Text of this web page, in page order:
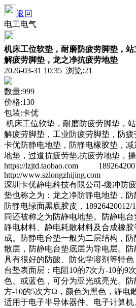
返回
电工电气
机床工位软垫，耐磨防疲劳脚垫，
解疲劳脚垫，龙之净抗疲劳地垫
2026-03-31 10:35 浏览:21
数量:999
价格:130
包装:卡优
机床工位软垫，耐磨防疲劳脚垫，
解疲劳脚垫，工业防疲劳脚垫，防疲
卡优防静电地垫，防静电橡胶垫，
地垫，过道抗疲劳垫,抗疲劳地垫，
https://lzjtd.taobao.com
http://www.szlongzhijing.com
深圳卡优静电科技有限公司-缓冲防
垫也称之为：龙之净防静电地垫，防
防静电绿面黑底胶皮，18926420012/
同还被称之为防静电地垫。防静电
静电材料、静电耗散材料及合成橡
成。防静电台垫一般为二层结构，
散层，防静电台垫底层为导电层。防
具有很好的防酸、防化学溶剂等特
台垫表面层：电阻10的7次方-10的9
色、或蓝色，可分为亚光或亮光。
方-10的5次方Ω，颜色为黑色，静电
适用于电子半导体器件、电子计算